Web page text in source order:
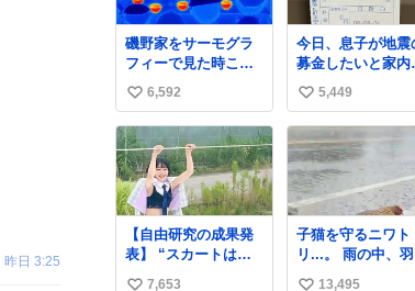
昨日 3:25
「お土産で買って
たくらいの価格感
ら、ドイツの黒い
のフローライトか
な…」と当たりつ
てもらった。確か
こんな感じだった
がする 凄い
磯野家をサーモグラ
フィーで見た時これ
だったら怖い
い
い
ね
数
6,592
今日、息子が地震
募金したいと家内
郵便局に行ったみ
いです。おもちゃ
か買う選択肢もあ
たと思うけど、自
で貯めてた2万円を
に立てて欲しい、
んなも元気になっ
欲しいと。家内も
緒に募金したので
自分も何かできた
なぁと思いました
い
い
ね
数
5,449
【自由研究の成果発
表】 “スカートは回
転によって広がる
7,653
子猫を守るニワト
リ...。 雨の中、羽の
中に子猫を入れて
13,495